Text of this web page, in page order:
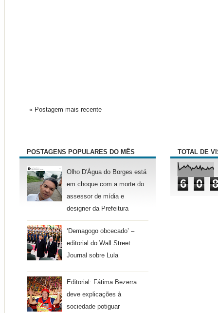
« Postagem mais recente
POSTAGENS POPULARES DO MÊS
Olho D'Água do Borges está
em choque com a morte do
assessor de mídia e
designer da Prefeitura
‘Demagogo obcecado’ –
editorial do Wall Street
Journal sobre Lula
Editorial: Fátima Bezerra
deve explicações à
sociedade potiguar
TOTAL DE
6 0 8